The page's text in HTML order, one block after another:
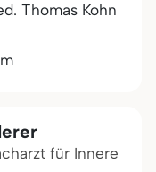
Thomas Kohn
für Innere